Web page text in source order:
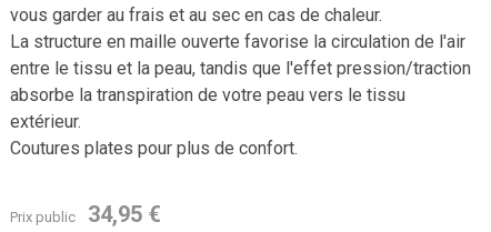
vous garder au frais et au sec en cas de chaleur.
La structure en maille ouverte favorise la circulation de l'air
entre le tissu et la peau, tandis que l'effet pression/traction
absorbe la transpiration de votre peau vers le tissu
extérieur.
Coutures plates pour plus de confort.
Prix public 34,95 €